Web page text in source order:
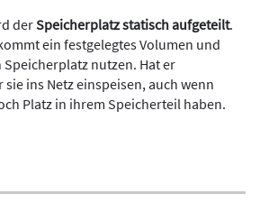
derSpeicherplatz statisch aufgeteilt.
ein festgelegtes Volumen und
nutzen. Hat er
sie ins Netz einspeisen, auch wenn
Platz in ihrem Speicherteil haben.